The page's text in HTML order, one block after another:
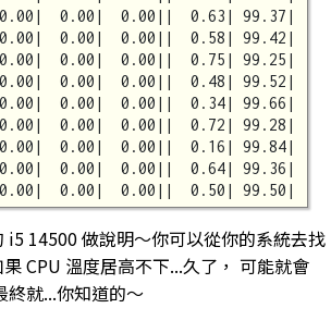
0.00|  0.00||  0.63| 99.37|
0.00|  0.00||  0.58| 99.42|
0.00|  0.00||  0.75| 99.25|
0.00|  0.00||  0.48| 99.52|
0.00|  0.00||  0.34| 99.66|
0.00|  0.00||  0.72| 99.28|
0.00|  0.00||  0.16| 99.84|
0.00|  0.00||  0.64| 99.36|
i5 14500 做說明～你可以從你的系統去找
CPU 溫度居高不下...久了， 可能就會
終就...你知道的～